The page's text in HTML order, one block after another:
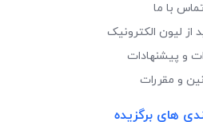
با ما
از لیون الکترونیک
و پیشنهادات
و مقررات
های برگزیده